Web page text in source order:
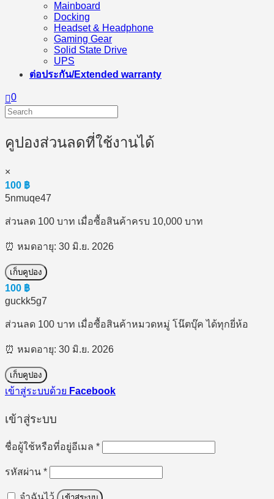
Mainboard
Docking
Headset & Headphone
Gaming Gear
Solid State Drive
UPS
ต่อประกัน/Extended warranty
0
คูปองส่วนลดที่ใช้งานได้
×
100 ฿
5nmuqe47
ส่วนลด 100 บาท เมื่อซื้อสินค้าครบ 10,000 บาท
⏰ หมดอายุ: 30 มิ.ย. 2026
เก็บคูปอง
100 ฿
guckk5g7
ส่วนลด 100 บาท เมื่อซื้อสินค้าหมวดหมู่ โน๊ตบุ๊ค ได้ทุกยี่ห้อ
⏰ หมดอายุ: 30 มิ.ย. 2026
เก็บคูปอง
เข้าสู่ระบบด้วย Facebook
เข้าสู่ระบบ
ชื่อผู้ใช้หรือที่อยู่อีเมล *ต้องการ
รหัสผ่าน *ต้องการ